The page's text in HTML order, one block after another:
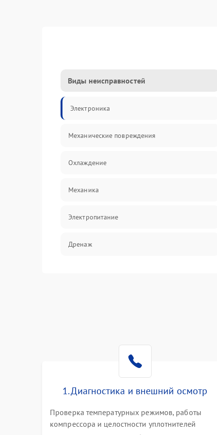
Виды неисправностей
Электроника
Механические повреждения
Охлаждение
Механика
Электропитание
Дренаж
1. Диагностика и внешний осмотр
Проверка температурных режимов, работы
компрессора и целостности уплотнителей